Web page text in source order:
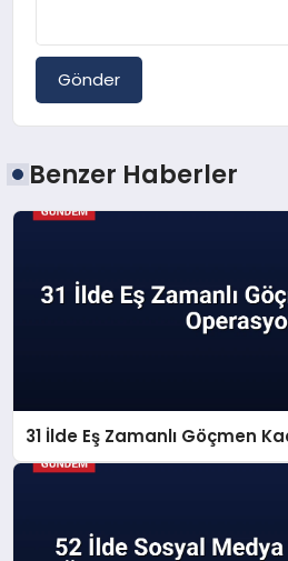
Gönder
Benzer Haberler
31 İlde Eş Zamanlı Göçmen